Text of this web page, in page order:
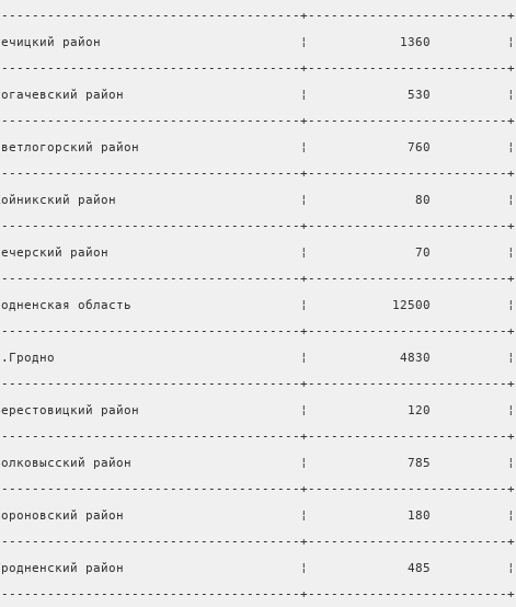
+--------------------------+
район                          ¦            1360          ¦
+--------------------------+
район                       ¦             530          ¦
+--------------------------+
район                     ¦             760          ¦
+--------------------------+
район                        ¦              80          ¦
+--------------------------+
район                         ¦              70          ¦
+--------------------------+
область                      ¦           12500          ¦
+--------------------------+
¦            4830          ¦
+--------------------------+
район                     ¦             120          ¦
+--------------------------+
район                      ¦             785          ¦
+--------------------------+
район                       ¦             180          ¦
+--------------------------+
район                       ¦             485          ¦
+--------------------------+